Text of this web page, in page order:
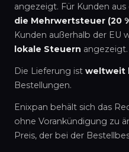
angezeigt. Für Kunden
die Mehrwertsteuer (20
Kunden außerhalb der EU
lokale Steuern angezeigt.
Die Lieferung ist weltweit
Bestellungen.
Enixpan behält sich das
ohne Vorankündigung zu
Preis, der bei der